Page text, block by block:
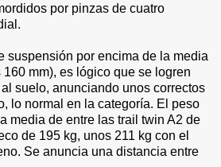
por pinzas de cuatro
suspensión por encima de la media
mm), es lógico que se logren
suelo, anunciando unos correctos
lo normal en la categoría. El peso
media de entre las trail twin A2 de
de 195 kg, unos 211 kg con el
Se anuncia una distancia entre